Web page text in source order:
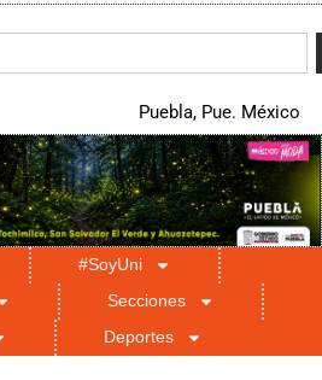
Puebla, Pue. México
#SoyUni
Secciones
Deportes